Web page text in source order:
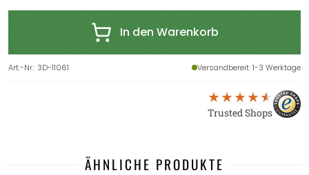
In den Warenkorb
Art.-Nr.: 3D-11061 Versandbereit: 1-3 Werktage
Trusted Shops
ÄHNLICHE PRODUKTE